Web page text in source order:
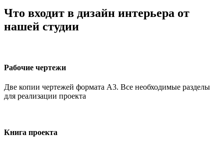
Что входит в дизайн интерьера от
нашей студии
Рабочие чертежи
Две копии чертежей формата А3. Все необходимые разделы
для реализации проекта
Книга проекта